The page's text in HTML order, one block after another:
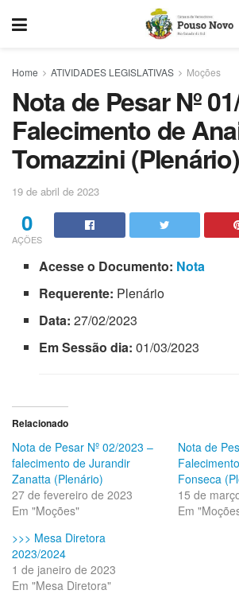
Home ATIVIDADES LEGISLATIVAS Moções
Nota de Pesar Nº
Falecimento de
Tomazzini (Plenário)
19 de abril de 2023
0
AÇÕES
Acesse o Documento: Nota
Requerente: Plenário
Data:27/02/2023
Em Sessão dia:01/03/2023
Relacionado
Nota de Pesar Nº 02/2023 –
falecimento de Jurandir
Zanatta (Plenário)
27 de fevereiro de 2023
Em "Moções"
Nota de
Fonseca
15 de
Em
>>> Mesa Diretora
2023/2024
1 de janeiro de 2023
Em "Mesa Diretora"